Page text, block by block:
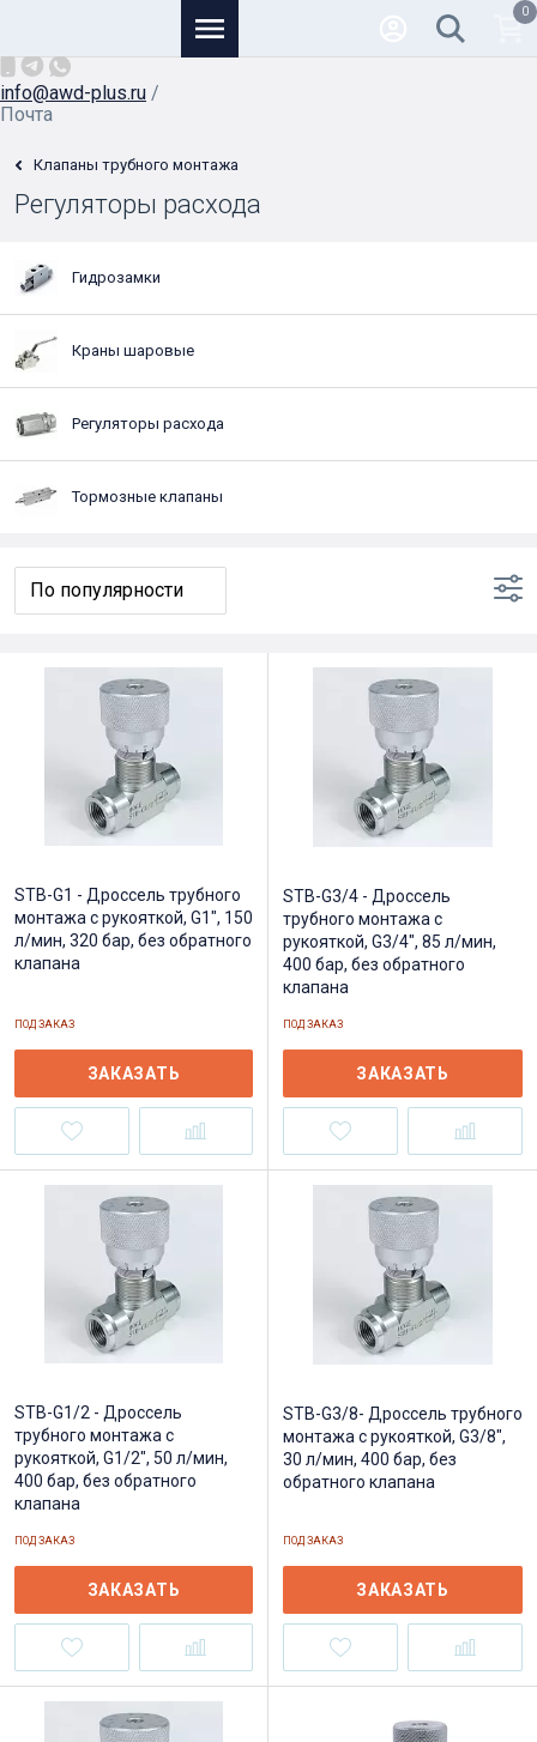
info@awd-plus.ru /
Почта
0
Клапаны трубного монтажа
Регуляторы расхода
Гидрозамки
Краны шаровые
Регуляторы расхода
Тормозные клапаны
STB-G1 - Дроссель трубного
монтажа c рукояткой, G1", 150
л/мин, 320 бар, без обратного
клапана
ПОД ЗАКАЗ
ЗАКАЗАТЬ
STB-G3/4 - Дроссель
трубного монтажа c
рукояткой, G3/4", 85 л/мин,
400 бар, без обратного
клапана
ПОД ЗАКАЗ
ЗАКАЗАТЬ
STB-G1/2 - Дроссель
трубного монтажа c
рукояткой, G1/2", 50 л/мин,
400 бар, без обратного
клапана
ПОД ЗАКАЗ
ЗАКАЗАТЬ
STB-G3/8- Дроссель трубного
монтажа c рукояткой, G3/8",
30 л/мин, 400 бар, без
обратного клапана
ПОД ЗАКАЗ
ЗАКАЗАТЬ